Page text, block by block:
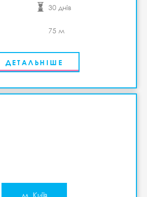
30 днів
75 м
ДЕТАЛЬНІШЕ